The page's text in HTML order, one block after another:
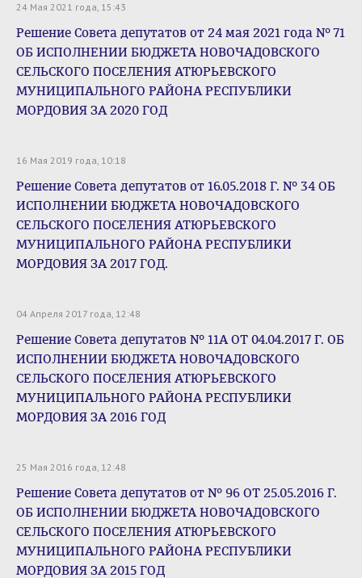
24 Мая 2021 года, 15:43
Решение Совета депутатов от 24 мая 2021 года № 71
ОБ ИСПОЛНЕНИИ БЮДЖЕТА НОВОЧАДОВСКОГО
СЕЛЬСКОГО ПОСЕЛЕНИЯ АТЮРЬЕВСКОГО
МУНИЦИПАЛЬНОГО РАЙОНА РЕСПУБЛИКИ
МОРДОВИЯ ЗА 2020 ГОД
16 Мая 2019 года, 10:18
Решение Совета депутатов от 16.05.2018 Г. № 34 ОБ
ИСПОЛНЕНИИ БЮДЖЕТА НОВОЧАДОВСКОГО
СЕЛЬСКОГО ПОСЕЛЕНИЯ АТЮРЬЕВСКОГО
МУНИЦИПАЛЬНОГО РАЙОНА РЕСПУБЛИКИ
МОРДОВИЯ ЗА 2017 ГОД.
04 Апреля 2017 года, 12:48
Решение Совета депутатов № 11А ОТ 04.04.2017 Г. ОБ
ИСПОЛНЕНИИ БЮДЖЕТА НОВОЧАДОВСКОГО
СЕЛЬСКОГО ПОСЕЛЕНИЯ АТЮРЬЕВСКОГО
МУНИЦИПАЛЬНОГО РАЙОНА РЕСПУБЛИКИ
МОРДОВИЯ ЗА 2016 ГОД
25 Мая 2016 года, 12:48
Решение Совета депутатов от № 96 ОТ 25.05.2016 Г.
ОБ ИСПОЛНЕНИИ БЮДЖЕТА НОВОЧАДОВСКОГО
СЕЛЬСКОГО ПОСЕЛЕНИЯ АТЮРЬЕВСКОГО
МУНИЦИПАЛЬНОГО РАЙОНА РЕСПУБЛИКИ
МОРДОВИЯ ЗА 2015 ГОД